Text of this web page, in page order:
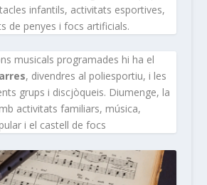
infantils, activitats esportives,
de penyes i focs artificials.
musicals programades hi ha el
, divendres al poliesportiu, i les
grups i discjòqueis. Diumenge, la
activitats familiars, música,
i el castell de focs